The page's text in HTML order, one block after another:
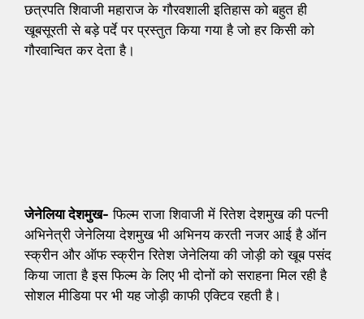
छत्रपति शिवाजी महाराज के गौरवशाली इतिहास को बहुत ही
खूबसूरती से बड़े पर्दे पर प्रस्तुत किया गया है जो हर किसी को
गौरवान्वित कर देता है।
जेनेलिया देशमुख- फिल्म राजा शिवाजी में रितेश देशमुख की पत्नी
अभिनेत्री जेनेलिया देशमुख भी अभिनय करती नजर आई है ऑन
स्क्रीन और ऑफ स्क्रीन रितेश जेनेलिया की जोड़ी को खूब पसंद
किया जाता है इस फिल्म के लिए भी दोनों को सराहना मिल रही है
सोशल मीडिया पर भी यह जोड़ी काफी एक्टिव रहती है।